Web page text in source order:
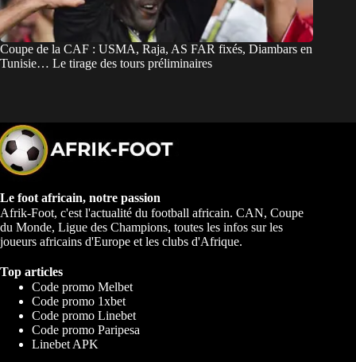
Coupe de la CAF : USMA, Raja, AS FAR fixés, Diambars en
Tunisie… Le tirage des tours préliminaires
Le foot africain, notre passion
Afrik-Foot, c'est l'actualité du football africain. CAN, Coupe
du Monde, Ligue des Champions, toutes les infos sur les
joueurs africains d'Europe et les clubs d'Afrique.
Top articles
Code promo Melbet
Code promo 1xbet
Code promo Linebet
Code promo Paripesa
Linebet APK